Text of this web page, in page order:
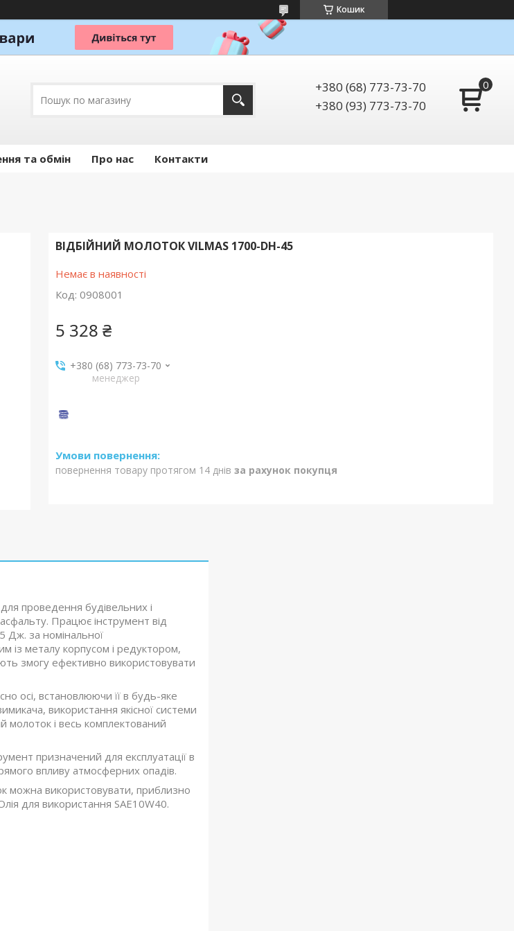
Кошик
+380 (68) 773-73-70
+380 (93) 773-73-70
та обмін Про нас Контакти
ВІДБІЙНИЙ МОЛОТОК VILMAS 1700-DH-45
Немає в наявності
Код: 0908001
5 328 ₴
+380 (68) 773-73-70
менеджер
повернення товару протягом 14 днів за рахунок покупця
проведення будівельних і
Працює інструмент від
Дж. за номінальної
із металу корпусом і редуктором,
змогу ефективно використовувати
осі, встановлюючи її в будь-яке
використання якісної системи
молоток і весь комплектований
призначений для експлуатації в
впливу атмосферних опадів.
можна використовувати, приблизно
для використання SAE10W40.